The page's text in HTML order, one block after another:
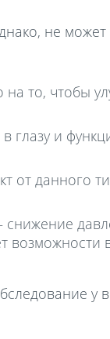
не может
то, чтобы
глазу и
от данного
возможности
у